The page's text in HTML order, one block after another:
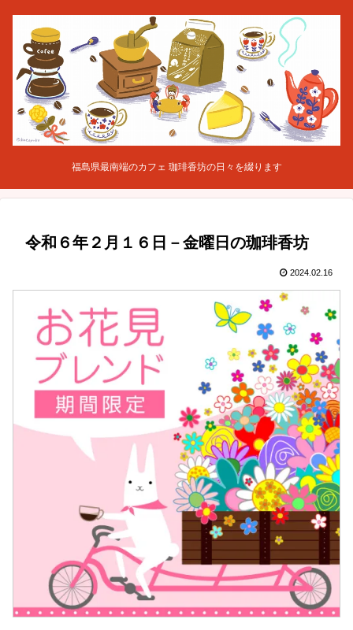
福島県最南端のカフェ 珈琲香坊の日々を綴ります
令和６年２月１６日－金曜日の珈琲香坊
2024.02.16